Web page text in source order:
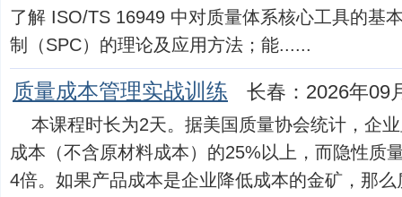
了解 ISO/TS 16949 中对质量体系核心工具的基
制（SPC）的理论及应用方法；能......
质量成本管理实战训练 长春：2026年09
本课程时长为2天。据美国质量协会统计，企
成本（不含原材料成本）的25%以上，而隐性质
4倍。如果产品成本是企业降低成本的金矿，那